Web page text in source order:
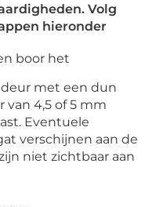
Volg
hieronder
boor het
met een dun
van 4,5 of 5 mm
Eventuele
verschijnen aan de
niet zichtbaar aan